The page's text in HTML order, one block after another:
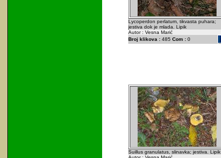
Lycoperdon perlatum, tikvasta puhara;
jestiva dok je mlada. Lipik
Autor : Vesna Marić
Broj klikova :485 Com :0
Suillus granulatus, slinavka; jestiva. Lipik